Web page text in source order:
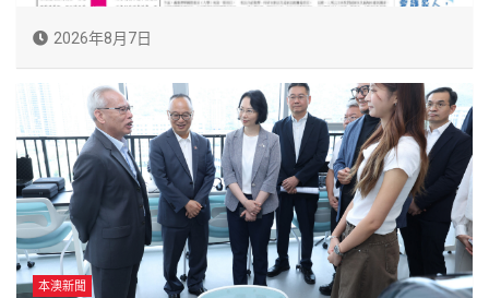
2026年8月7日
本澳新聞